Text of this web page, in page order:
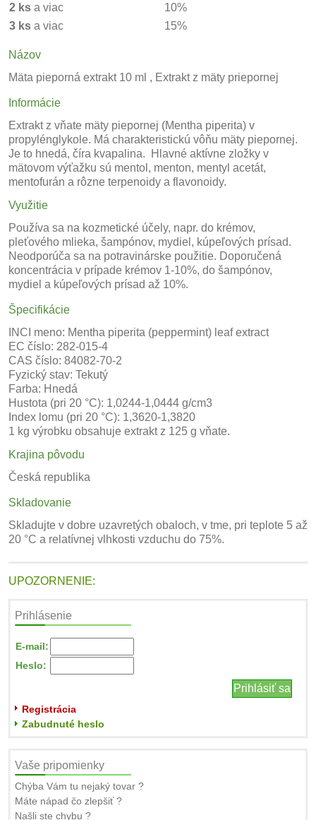
2 ks a viac
10%
3 ks a viac 15%
Názov
Mäta pieporná extrakt 10 ml , Extrakt z mäty priepornej
Informácie
Extrakt z vňate mäty piepornej (Mentha piperita) v
propylénglykole. Má charakteristickú vôňu mäty piepornej.
Je to hnedá, číra kvapalina. Hlavné aktívne zložky v
mätovom výťažku sú mentol, menton, mentyl acetát,
mentofurán a rôzne terpenoidy a flavonoidy.
Využitie
Používa sa na kozmetické účely, napr. do krémov,
pleťového mlieka, šampónov, mydiel, kúpeľových prísad.
Neodporúča sa na potravinárske použitie. Doporučená
koncentrácia v prípade krémov 1-10%, do šampónov,
mydiel a kúpeľových prísad až 10%.
Špecifikácie
INCI meno: Mentha piperita (peppermint) leaf extract
EC číslo: 282-015-4
CAS číslo: 84082-70-2
Fyzický stav: Tekutý
Farba: Hnedá
Hustota (pri 20 °C): 1,0244-1,0444 g/cm3
Index lomu (pri 20 °C): 1,3620-1,3820
1 kg výrobku obsahuje extrakt z 125 g vňate.
Krajina pôvodu
Česká republika
Skladovanie
Skladujte v dobre uzavretých obaloch, v tme, pri teplote 5 až
20 °C a relatívnej vlhkosti vzduchu do 75%.
UPOZORNENIE:
Prihlásenie
E-mail:
Heslo:
Registrácia
Zabudnuté heslo
Vaše pripomienky
Chýba Vám tu nejaký tovar ?
Máte nápad čo zlepšiť ?
Našli ste chybu ?